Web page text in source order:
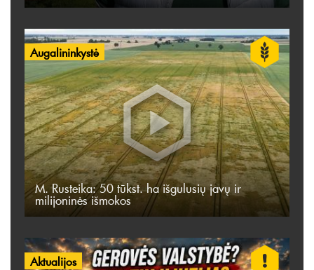
Augalininkystė
M. Rusteika: 50 tūkst. ha išgulusių javų ir
milijoninės išmokos
Aktualijos